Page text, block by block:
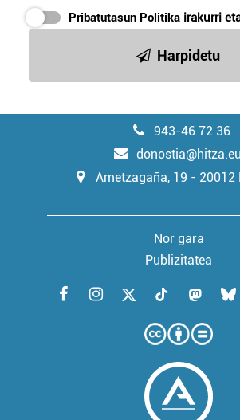
Pribatutasun Politika irakurri
Harpidetu
943-46 72 36
Ametzagaña, 19 - 20012
Nor gara
Publizitatea